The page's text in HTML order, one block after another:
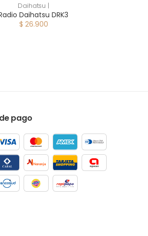
Daihatsu |
Daihatsu DRK3
$ 26.900
pago